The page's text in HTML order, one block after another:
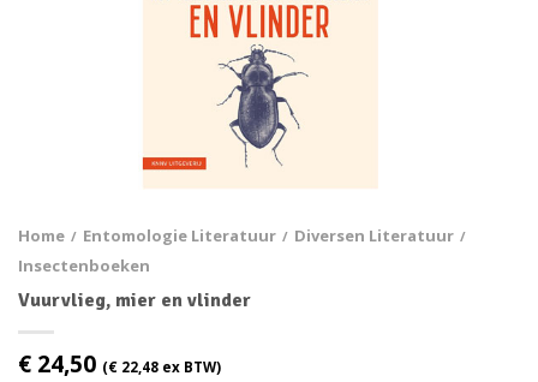
Home / Entomologie Literatuur / Diversen Literatuur /
Insectenboeken
Vuurvlieg, mier en vlinder
€ 24,50 (€ 22,48 ex BTW)